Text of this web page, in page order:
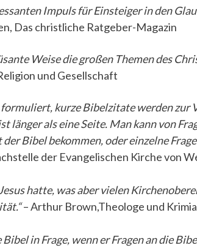
Impuls für Einsteiger in den
Das christliche Ratgeber-Magazin
Weise die großen Themen des
und Gesellschaft
kurze Bibelzitate werden zur
länger als eine Seite. Man kann von
Bibel bekommen, oder einzelne
der Evangelischen Kirche von
hatte, was aber vielen
– Arthur Brown,Theologe und
in Frage, wenn er Fragen an die